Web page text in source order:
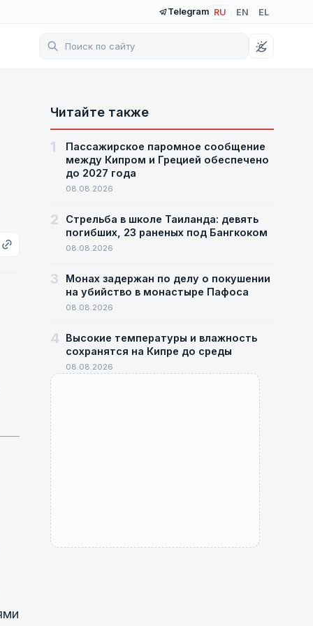
Telegram RU EN EL
Читайте также
1
Пассажирское паромное сообщение
между Кипром и Грецией обеспечено
до 2027 года
08.08.2026
2
Стрельба в школе Таиланда: девять
погибших, 23 раненых под Бангкоком
08.08.2026
3
Монах задержан по делу о покушении
на убийство в монастыре Пафоса
08.08.2026
4
Высокие температуры и влажность
сохранятся на Кипре до среды
08.08.2026